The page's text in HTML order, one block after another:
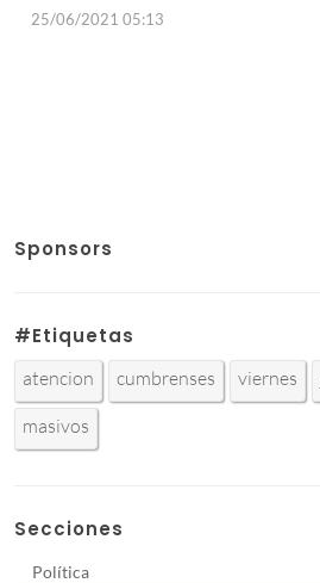
25/06/2021 05:13
Sponsors
#Etiquetas
atencion cumbrenses viernes
masivos
Secciones
Política